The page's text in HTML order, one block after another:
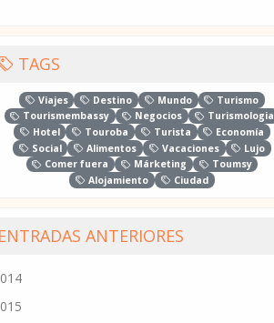
TAGS
Viajes Destino Mundo
Turismo
Tourismembassy
Negocios
Turismologia
Hotel
Touroba Turista
Economía
Social
Alimentos Vacaciones
Lujo
Comer fuera
Márketing
Toumsy
Alojamiento
Ciudad
ENTRADAS ANTERIORES